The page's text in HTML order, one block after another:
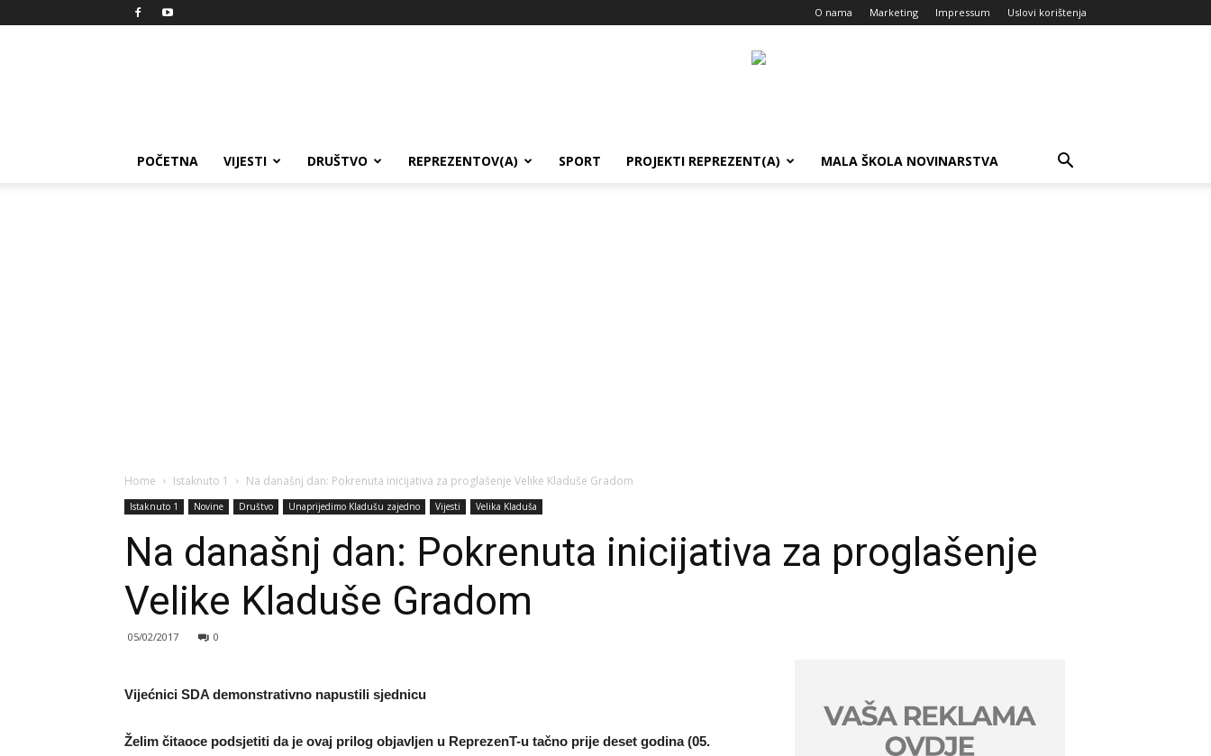
O nama Marketing Impressum Uslovi korištenja
POČETNA VIJESTI DRUŠTVO REPREZENTOV(A) SPORT PROJEKTI REPREZENT(A) MALA ŠKOLA NOVINARSTVA
Home Istaknuto 1 Na današnj dan: Pokrenuta inicijativa za proglašenje Velike Kladuše Gradom
Istaknuto 1 Novine Društvo Unaprijedimo Kladušu zajedno Vijesti Velika Kladuša
Na današnj dan: Pokrenuta inicijativa za proglašenje
Velike Kladuše Gradom
05/02/2017 0
Vijećnici SDA demonstrativno napustili sjednicu
Želim čitaoce podsjetiti da je ovaj prilog objavljen u ReprezenT-u tačno prije deset godina (05.